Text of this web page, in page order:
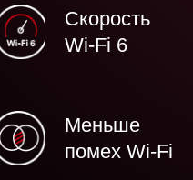
Скорость
Wi‑Fi 6
Меньше
помех Wi-Fi